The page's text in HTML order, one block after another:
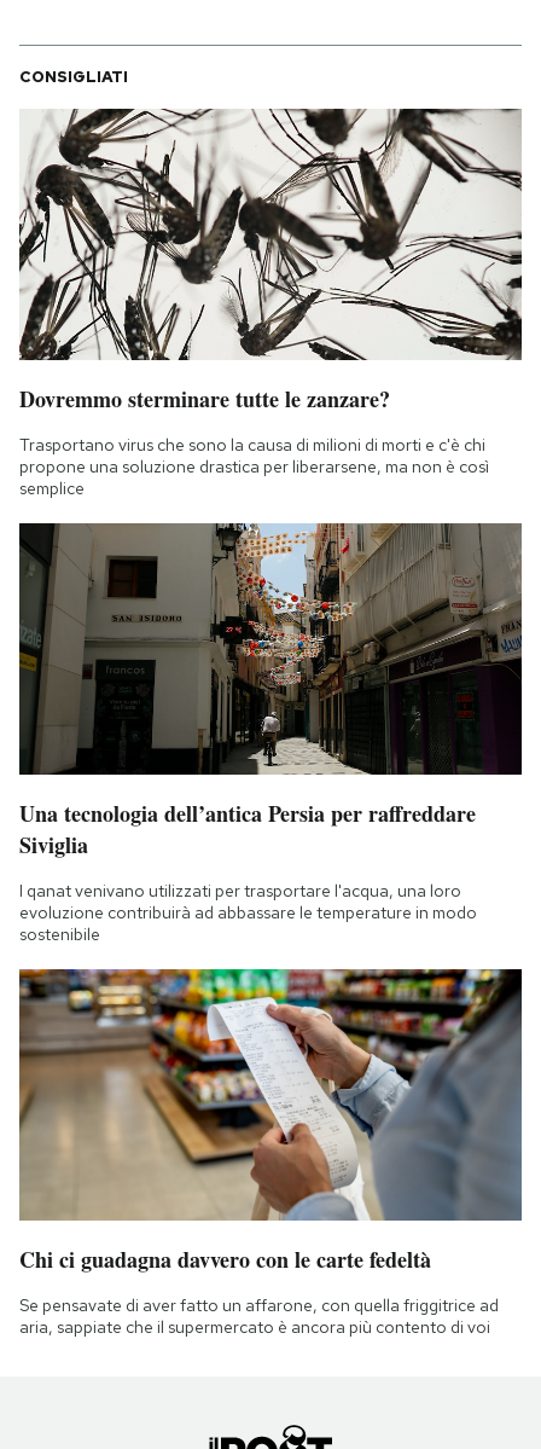
CONSIGLIATI
Dovremmo sterminare tutte le zanzare?
Trasportano virus che sono la causa di milioni di morti e c'è chi
propone una soluzione drastica per liberarsene, ma non è così
semplice
Una tecnologia dell’antica Persia per raffreddare
Siviglia
I qanat venivano utilizzati per trasportare l'acqua, una loro
evoluzione contribuirà ad abbassare le temperature in modo
sostenibile
Chi ci guadagna davvero con le carte fedeltà
Se pensavate di aver fatto un affarone, con quella friggitrice ad
aria, sappiate che il supermercato è ancora più contento di voi